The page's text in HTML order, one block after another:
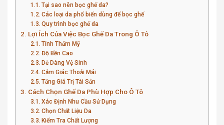
Tại sao nên bọc ghế da?
Các loại da phổ biến dùng để bọc ghế
Quy trình bọc ghế da
Lợi Ích Của Việc Bọc Ghế Da Trong Ô Tô
Tính Thẩm Mỹ
Độ Bền Cao
Dễ Dàng Vệ Sinh
Cảm Giác Thoải Mái
Tăng Giá Trị Tài Sản
Cách Chọn Ghế Da Phù Hợp Cho Ô Tô
Xác Định Nhu Cầu Sử Dụng
Chọn Chất Liệu Da
Kiểm Tra Chất Lượng